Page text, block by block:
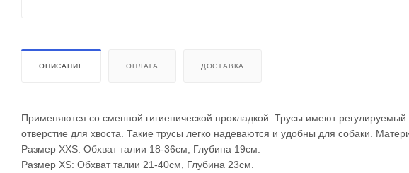
ОПИСАНИЕ ОПЛАТА ДОСТАВКА
Применяются со сменной гигиенической прокладкой. Трусы имеют
отверстие для хвоста. Такие трусы легко надеваются и удобны для собаки.
Размер XXS: Обхват талии 18-36см, Глубина 19см.
Размер XS: Обхват талии 21-40см, Глубина 23см.